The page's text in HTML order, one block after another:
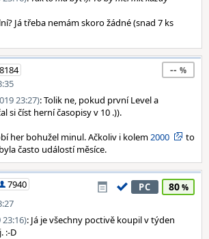
Já třeba nemám skoro žádné (snad 7 ks
--
23:27): Tolik ne, pokud první Level a
si číst herní časopisy v 10 .)).
her bohužel minul. Ačkoliv i kolem2000
to
často událostí měsíce.
7940
PC 80
23:16): Já je všechny poctivě koupil v týden
:-D